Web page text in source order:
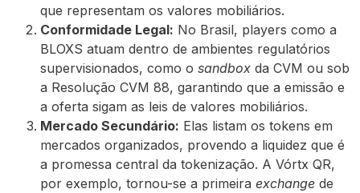
que representam os valores mobiliários.
Conformidade Legal: No Brasil, players como a
BLOXS atuam dentro de ambientes regulatórios
supervisionados, como o sandbox da CVM ou sob
a Resolução CVM 88, garantindo que a emissão e
a oferta sigam as leis de valores mobiliários.
Mercado Secundário: Elas listam os tokens em
mercados organizados, provendo a liquidez que é
a promessa central da tokenização. A Vórtx QR,
por exemplo, tornou-se a primeira exchange de